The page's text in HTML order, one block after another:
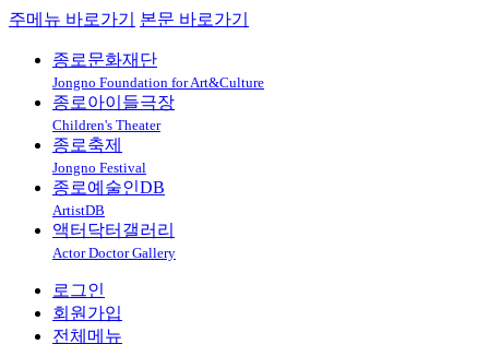
주메뉴 바로가기 본문 바로가기
종로문화재단
Jongno Foundation for Art&Culture
종로아이들극장
Children's Theater
종로축제
Jongno Festival
종로예술인DB
ArtistDB
액터닥터갤러리
Actor Doctor Gallery
로그인
회원가입
전체메뉴